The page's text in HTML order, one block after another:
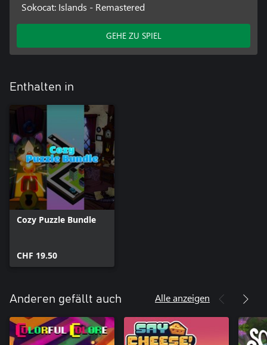
Sokocat: Islands - Remastered
GEHE ZU SPIEL
Enthalten in
Cozy Puzzle Bundle
CHF 19.50
Anderen gefällt auch Alle anzeigen